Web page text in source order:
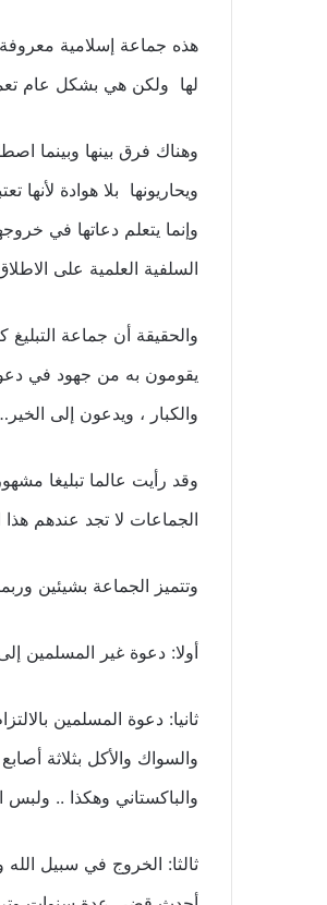
هذه جماعة إسلامية معروفة
لها ولكن هي بشكل عام
وهناك فرق بينها وبينما
ويحاريونها بلا هوادة
وإنما يتعلم دعاتها في
السلفية العلمية على
والحقيقة أن جماعة
يقومون به من جهود في
والكبار ، ويدعون إلى
وقد رأيت عالما تبليغا
الجماعات لا تجد عندهم
وتتميز الجماعة بشيئين
أولا: دعوة غير المسلمين
ثانيا: دعوة المسلمين
والسواك والأكل بثلاثة
والباكستاني وهكذا ..